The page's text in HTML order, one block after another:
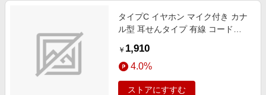
タイプC イヤホン マイク付き カナ
ル型 耳せんタイプ 有線 コード
Google Pixel OPPO Reno iPad
Android スマホ タブレット 他対応
】 ブラック ブラック EHP-
DF11CMBK [カナル型 /USB]
￥ 1,910
4.0%
ストアにすすむ